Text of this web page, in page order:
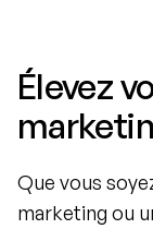
Élevez
Que vous
marketing ou